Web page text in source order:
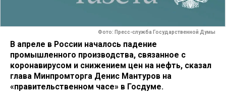
Фото: Пресс-служба Государственной Думы
В апреле в России началось падение
промышленного производства, связанное с
коронавирусом и снижением цен на нефть, сказал
глава Минпромторга Денис Мантуров на
«правительственном часе» в Госдуме.